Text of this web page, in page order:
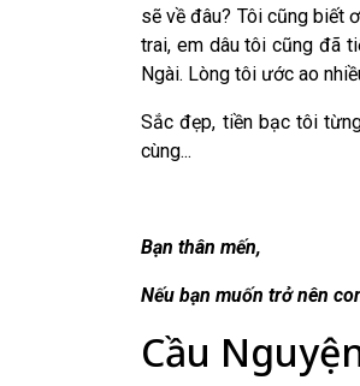
sẽ về đâu? Tôi cũng biết
trai, em dâu tôi cũng đã
Ngài. Lòng tôi ước ao
Sắc đẹp, tiền bạc tôi
cùng...
Bạn thân mến,
Nếu bạn muốn trở nên
Cầu